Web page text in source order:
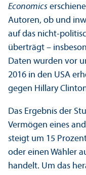
Economics
Autoren, ob und
auf das nicht-
überträgt –
Daten wurden vor
2016 in den USA
gegen Hillary
Das Ergebnis der
Vermögen eines
steigt um 15
oder einen Wähler
handelt. Um das